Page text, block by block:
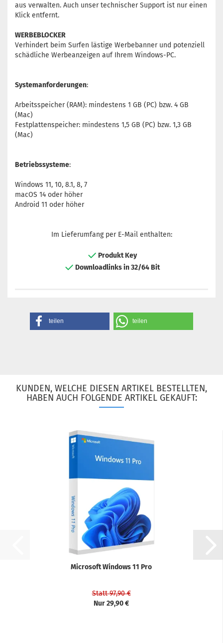
aus verwalten. Auch unser technischer Support ist nur einen
Klick entfernt.
WERBEBLOCKER
Verhindert beim Surfen lästige Werbebanner und potenziell
schädliche Werbeanzeigen auf Ihrem Windows-PC.
Systemanforderungen:
Arbeitsspeicher (RAM): mindestens 1 GB (PC) bzw. 4 GB
(Mac)
Festplattenspeicher: mindestens 1,5 GB (PC) bzw. 1,3 GB
(Mac)
Betriebssysteme:
Windows 11, 10, 8.1, 8, 7
macOS 14 oder höher
Android 11 oder höher
Im Lieferumfang per E-Mail enthalten:
Produkt Key
Downloadlinks in 32/64 Bit
teilen teilen
KUNDEN, WELCHE DIESEN ARTIKEL BESTELLTEN,
HABEN AUCH FOLGENDE ARTIKEL GEKAUFT:
Microsoft Windows 11 Pro
Statt 97,90 €
Nur 29,90 €